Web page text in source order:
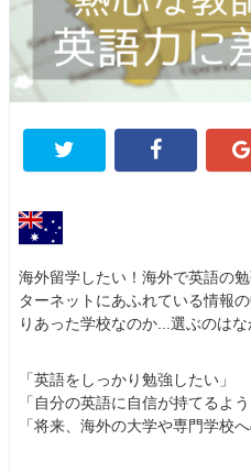
海外留学したい！海外で英語の
ターネットにあふれている情報
りあった学校なのか...選ぶのはな
「英語をしっかり勉強したい」
「自分の英語に自信が持てるよう
「将来、海外の大学や専門学校